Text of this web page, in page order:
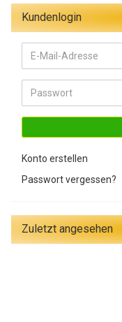
Kundenlogin
E-
Mail-
Adresse
Passwort
Konto erstellen
Passwort vergessen?
Zuletzt angesehen